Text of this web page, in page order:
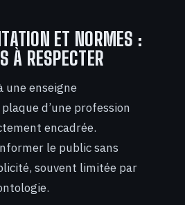
ET NORMES :
À RESPECTER
une enseigne
d’une profession
encadrée.
le public sans
souvent limitée par